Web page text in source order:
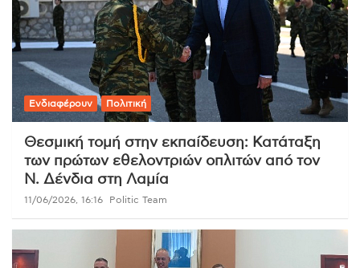
Ενδιαφέρουν Πολιτική
Θεσμική τομή στην εκπαίδευση: Κατάταξη
των πρώτων εθελοντριών οπλιτών από τον
Ν. Δένδια στη Λαμία
11/06/2026, 16:16 Politic Team